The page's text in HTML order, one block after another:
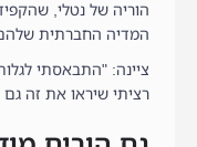
הוריה של נטלי,
המדיה החברתית
ציינה: "התבאסתי
רציתי שיראו את זה